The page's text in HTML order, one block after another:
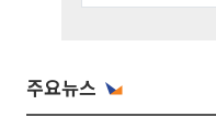
주요뉴스